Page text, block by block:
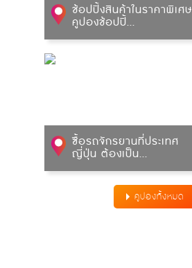
ช้อปปิ้งสินค้าในราคาพิเศษ
คูปองช้อปปิ้...
ซื้อรถจักรยานที่ประเทศ
ญี่ปุ่น ต้องเป็น...
คูปองทั้งหมด